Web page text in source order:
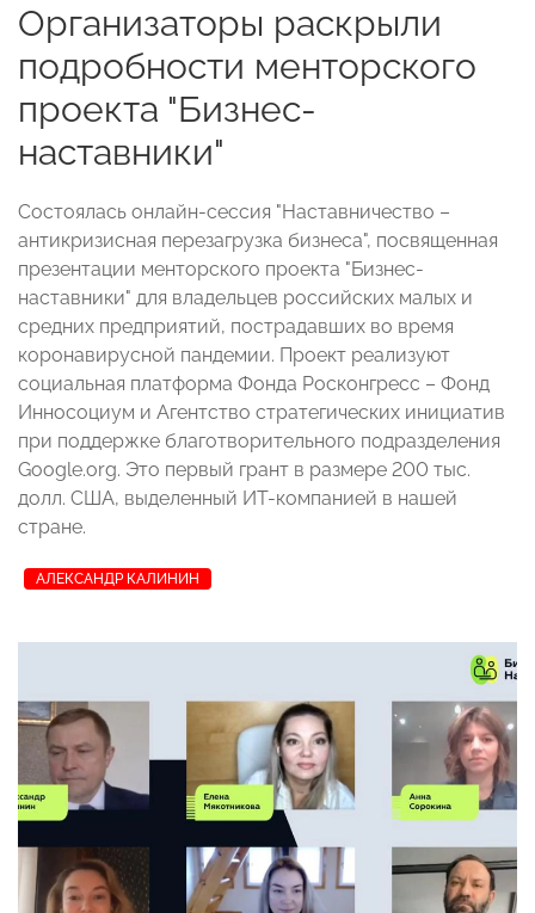
Организаторы раскрыли
подробности менторского
проекта "Бизнес-
наставники"
Состоялась онлайн-сессия "Наставничество –
антикризисная перезагрузка бизнеса", посвященная
презентации менторского проекта "Бизнес-
наставники" для владельцев российских малых и
средних предприятий, пострадавших во время
коронавирусной пандемии. Проект реализуют
социальная платформа Фонда Росконгресс – Фонд
Инносоциум и Агентство стратегических инициатив
при поддержке благотворительного подразделения
Google.org. Это первый грант в размере 200 тыс.
долл. США, выделенный ИТ-компанией в нашей
стране.
АЛЕКСАНДР КАЛИНИН